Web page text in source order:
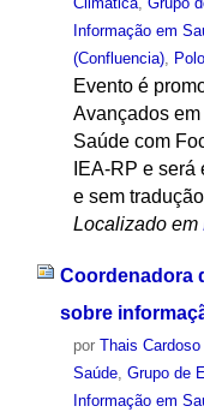
Informação em
(Confluencia),
Evento é
Avançados
Saúde com
IEA-RP e
e sem
Localizado em
Coordenadora
sobre
por Thais Cardoso
Saúde, Grupo de
Informação em